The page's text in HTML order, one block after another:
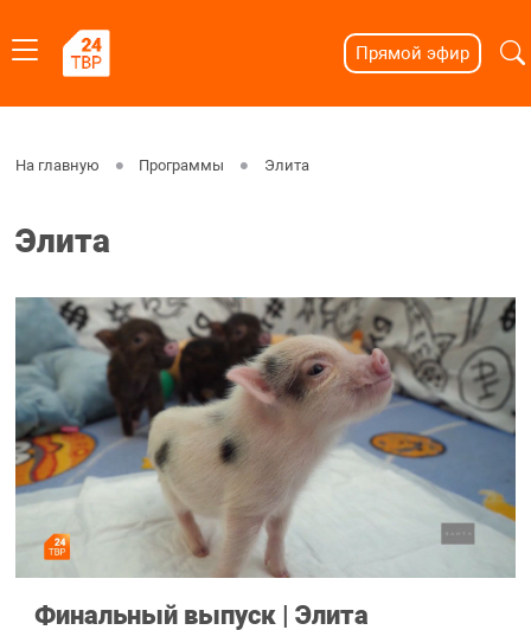
Прямой эфир
На главную Программы Элита
Элита
Финальный выпуск | Элита